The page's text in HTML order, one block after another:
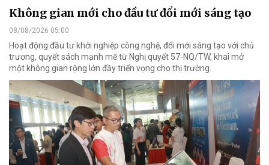
Không gian mới cho đầu tư đổi mới sáng tạo
08/08/2026 05:00
Hoạt động đầu tư khởi nghiệp công nghệ, đổi mới sáng tạo với chủ
trương, quyết sách mạnh mẽ từ Nghị quyết 57-NQ/TW, khai mở
một không gian rộng lớn đầy triển vọng cho thị trường.